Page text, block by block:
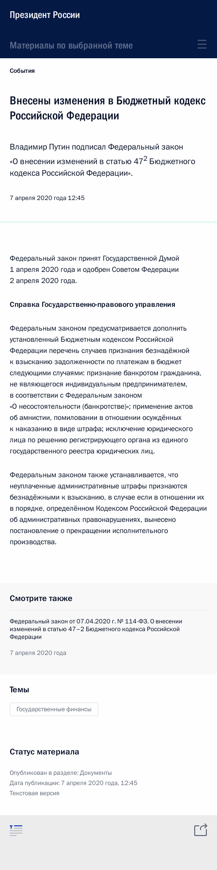
Президент России
Материалы по выбранной теме
События
Внесены изменения в Бюджетный кодекс
Российской Федерации
Владимир Путин подписал Федеральный закон
«О внесении изменений в статью 472 Бюджетного
кодекса Российской Федерации».
7 апреля 2020 года 12:45
Федеральный закон принят Государственной Думой
1 апреля 2020 года и одобрен Советом Федерации
2 апреля 2020 года.
Справка Государственно-правового управления
Федеральным законом предусматривается дополнить
установленный Бюджетным кодексом Российской
Федерации перечень случаев признания безнадёжной
к взысканию задолженности по платежам в бюджет
следующими случаями: признание банкротом гражданина,
не являющегося индивидуальным предпринимателем,
в соответствии с Федеральным законом
«О несостоятельности (банкротстве)»; применение актов
об амнистии, помиловании в отношении осуждённых
к наказанию в виде штрафа; исключение юридического
лица по решению регистрирующего органа из единого
государственного реестра юридических лиц.
Федеральным законом также устанавливается, что
неуплаченные административные штрафы признаются
безнадёжными к взысканию, в случае если в отношении их
в порядке, определённом Кодексом Российской Федерации
об административных правонарушениях, вынесено
постановление о прекращении исполнительного
производства.
Смотрите также
Федеральный закон от 07.04.2020 г. № 114-ФЗ. О внесении
изменений в статью 47–2 Бюджетного кодекса Российской
Федерации
7 апреля 2020 года
Темы
Государственные финансы
Статус материала
Опубликован в разделе:Документы
Дата публикации: 7 апреля 2020 года, 12:45
Текстовая версия